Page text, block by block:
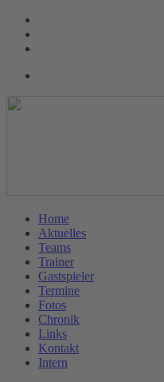
Home
Aktuelles
Teams
Trainer
Gastspieler
Termine
Fotos
Chronik
Links
Kontakt
Intern